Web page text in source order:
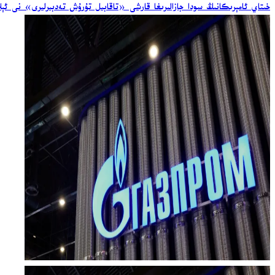
خىتاي ئامېرىكانىڭ سودا جازالىرىغا قارشى «تاقابىل تۇرۇش تەدبىرلىرى» نى